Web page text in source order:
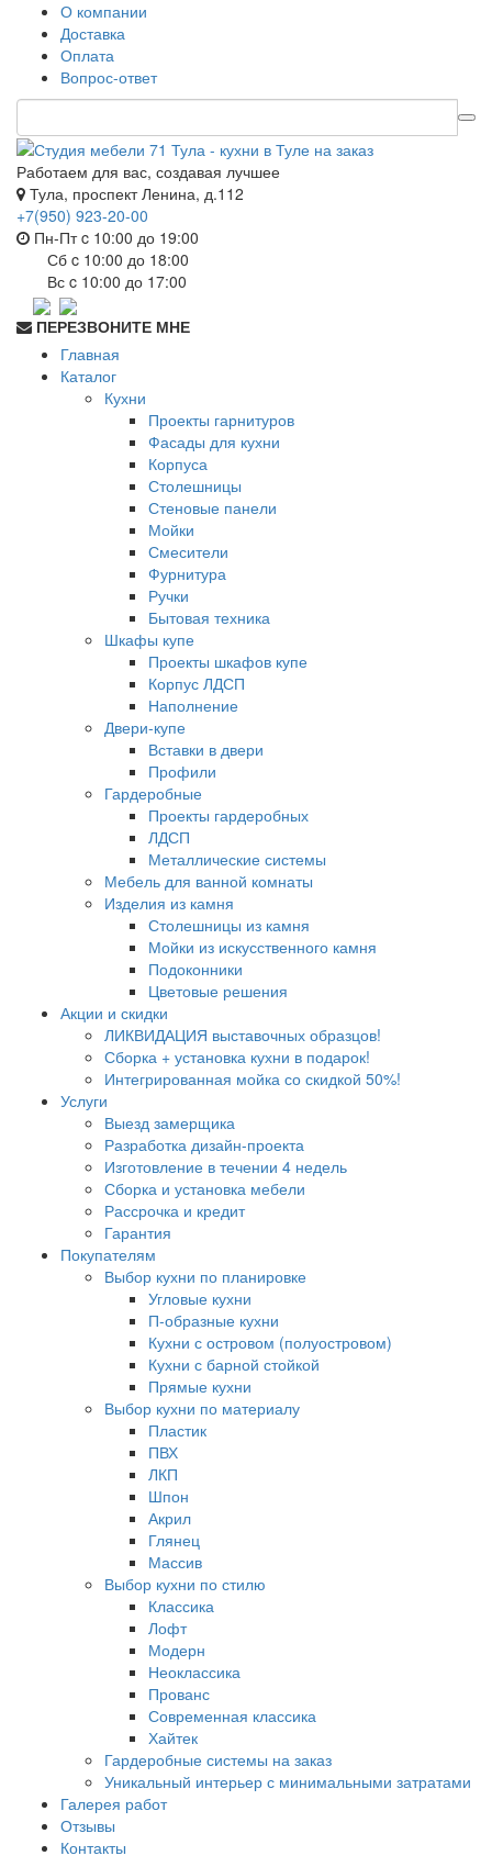
О компании
Доставка
Оплата
Вопрос-ответ
Работаем для вас, создавая лучшее
Тула, проспект Ленина, д.112
+7(950) 923-20-00
Пн-Пт c 10:00 до 19:00
Сб c 10:00 до 18:00
Вс c 10:00 до 17:00
ПЕРЕЗВОНИТЕ МНЕ
Главная
Каталог
Кухни
Проекты гарнитуров
Фасады для кухни
Корпуса
Столешницы
Стеновые панели
Мойки
Смесители
Фурнитура
Ручки
Бытовая техника
Шкафы купе
Проекты шкафов купе
Корпус ЛДСП
Наполнение
Двери-купе
Вставки в двери
Профили
Гардеробные
Проекты гардеробных
ЛДСП
Металлические системы
Мебель для ванной комнаты
Изделия из камня
Столешницы из камня
Мойки из искусственного камня
Подоконники
Цветовые решения
Акции и скидки
ЛИКВИДАЦИЯ выставочных образцов!
Сборка + установка кухни в подарок!
Интегрированная мойка со скидкой 50%!
Услуги
Выезд замерщика
Разработка дизайн-проекта
Изготовление в течении 4 недель
Сборка и установка мебели
Рассрочка и кредит
Гарантия
Покупателям
Выбор кухни по планировке
Угловые кухни
П-образные кухни
Кухни с островом (полуостровом)
Кухни с барной стойкой
Прямые кухни
Выбор кухни по материалу
Пластик
ПВХ
ЛКП
Шпон
Акрил
Глянец
Массив
Выбор кухни по стилю
Классика
Лофт
Модерн
Неоклассика
Прованс
Современная классика
Хайтек
Гардеробные системы на заказ
Уникальный интерьер с минимальными затратами
Галерея работ
Отзывы
Контакты